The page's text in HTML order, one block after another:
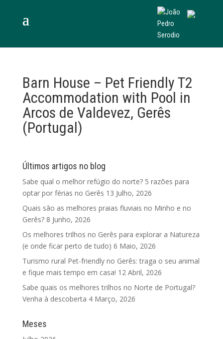
Barn House – Pet Friendly T2
Accommodation with Pool in
Arcos de Valdevez, Gerês
(Portugal)
Últimos artigos no blog
Sabe qual o melhor refúgio do norte? 5 razões para
optar por férias no Gerês 13 Julho, 2026
Quais são as melhores praias fluviais no Minho e no
Gerês? 8 Junho, 2026
Os melhores trilhos no Gerês para explorar a Natureza
(e onde ficar perto de tudo) 6 Maio, 2026
Turismo rural Pet-friendly no Gerês: traga o seu animal
e fique mais tempo em casa! 12 Abril, 2026
Sabe quais os melhores trilhos no Norte de Portugal?
Venha à descoberta 4 Março, 2026
Meses